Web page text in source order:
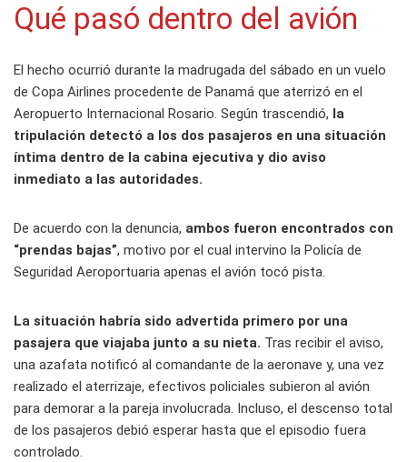
Qué pasó dentro del avión
El hecho ocurrió durante la madrugada del sábado en un vuelo
de Copa Airlines procedente de Panamá que aterrizó en el
Aeropuerto Internacional Rosario. Según trascendió, la
tripulación detectó a los dos pasajeros en una situación
íntima dentro de la cabina ejecutiva y dio aviso
inmediato a las autoridades.
De acuerdo con la denuncia, ambos fueron encontrados con
“prendas bajas”, motivo por el cual intervino la Policía de
Seguridad Aeroportuaria apenas el avión tocó pista.
La situación habría sido advertida primero por una
pasajera que viajaba junto a su nieta. Tras recibir el aviso,
una azafata notificó al comandante de la aeronave y, una vez
realizado el aterrizaje, efectivos policiales subieron al avión
para demorar a la pareja involucrada. Incluso, el descenso total
de los pasajeros debió esperar hasta que el episodio fuera
controlado.